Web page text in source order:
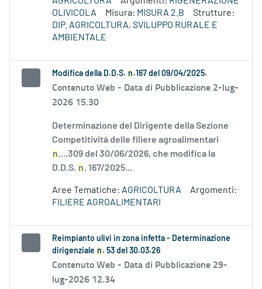
OLIVICOLA
Misura: MISURA 2.B
Strutture:
DIP. AGRICOLTURA, SVILUPPO RURALE E
AMBIENTALE
Modifica della D.D.S. n .167 del 09/04/2025.
Contenuto Web - Data di Pubblicazione 2-lug-
2026 15.30
Determinazione del Dirigente della Sezione
Competitività delle filiere agroalimentari
n....309 del 30/06/2026, che modifica la
D.D.S. n. 167/2025...
Aree Tematiche: AGRICOLTURA
Argomenti:
FILIERE AGROALIMENTARI
Reimpianto ulivi in zona infetta - Determinazione
dirigenziale n . 53 del 30.03.26
Contenuto Web - Data di Pubblicazione 29-
lug-2026 12.34